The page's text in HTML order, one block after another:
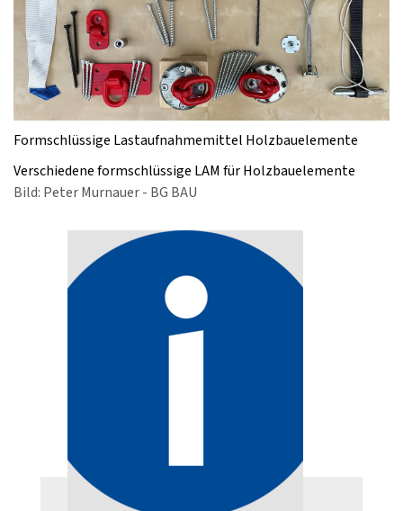
Formschlüssige Lastaufnahmemittel Holzbauelemente
Verschiedene formschlüssige LAM für Holzbauelemente
Bild: Peter Murnauer - BG BAU